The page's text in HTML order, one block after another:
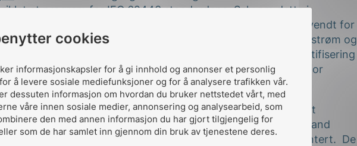
cookies
informasjonskapsler for å gi innhold og annonser et personlig
å levere sosiale mediefunksjoner og for å analysere trafikken vår.
dessuten informasjon om hvordan du bruker nettstedet vårt, med
våre innen sosiale medier, annonsering og analysearbeid, som
den med annen informasjon du har gjort tilgjengelig for
som de har samlet inn gjennom din bruk av tjenestene deres.
et program for IEC 62443 standardene. Selv om dette i
tiltenkt sektoren for industriell automasjon, så kan det bli anvendt for
med kritisk infrastruktur. Dette inkluderer forsyning av strøm og
og automotive sektor.
på sin side fokuserer på sertifisering
og arbeider for harmonisert anvendelse av ISO/IEC 27001 for
elektrotekniske områdene.
“EU Cyber Security Certification Framework”, har det
et møte i Brüssel mellom IEC,EU-Kommisjonen,
and
møtet ble IECs program for Cyber Security sertifisering presentert. De